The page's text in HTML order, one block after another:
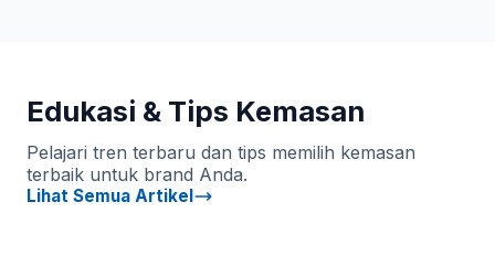
Edukasi & Tips Kemasan
Pelajari tren terbaru dan tips memilih kemasan
terbaik untuk brand Anda.
Lihat Semua Artikel